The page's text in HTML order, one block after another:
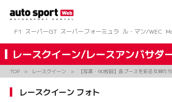
ツ
へ
ス
キ
ッ
F1
スーパーGT スーパーフォーミュラ ル・マン/WEC
レースクイーン/レースアンバサダ
TOP レースクイーン 【写真・90枚目】各ブースを彩る女神
レースクイーン フォト